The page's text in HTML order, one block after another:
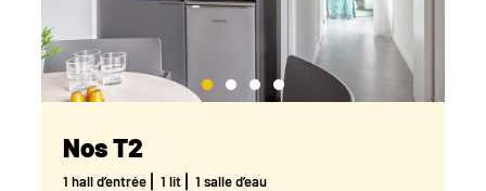
Nos T2
1 hall d’entrée ⎜ 1 lit ⎜ 1 salle d’eau